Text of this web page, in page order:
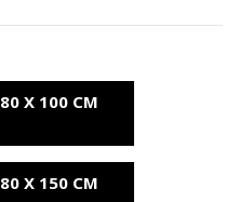
80 X 100 CM
80 X 150 CM